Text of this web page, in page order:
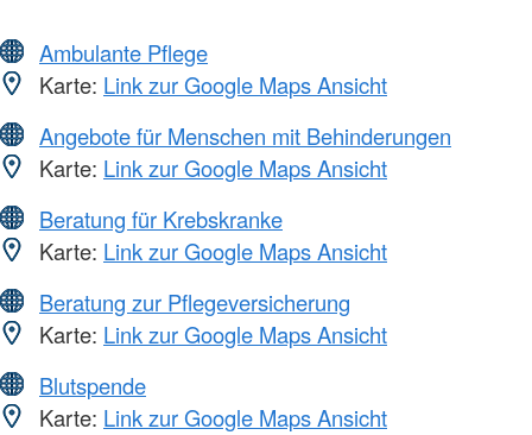
Ambulante Pflege
Karte: Link zur Google Maps Ansicht
Angebote für Menschen mit Behinderungen
Karte: Link zur Google Maps Ansicht
Beratung für Krebskranke
Karte: Link zur Google Maps Ansicht
Beratung zur Pflegeversicherung
Karte: Link zur Google Maps Ansicht
Blutspende
Karte: Link zur Google Maps Ansicht